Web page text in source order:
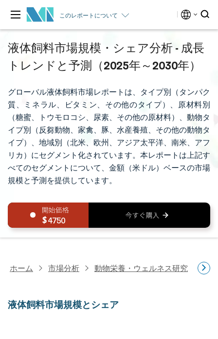
このレポートについて
液体飼料市場規模・シェア分析 - 成長
トレンドと予測（2025年～2030年）
グローバル液体飼料市場レポートは、タイプ別（タンパク
質、ミネラル、ビタミン、その他のタイプ）、原材料別
（糖蜜、トウモロコシ、尿素、その他の原材料）、動物タ
イプ別（反芻動物、家禽、豚、水産養殖、その他の動物タ
イプ）、地域別（北米、欧州、アジア太平洋、南米、アフ
リカ）にセグメント化されています。本レポートは上記す
べてのセグメントについて、金額（米ドル）ベースの市場
規模と予測を提供しています。
4750
ホーム 市場分析 動物栄養・ウェルネス研究 配
液体飼料市場規模とシェア